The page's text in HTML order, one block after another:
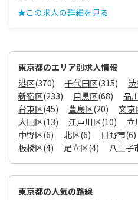
★この求人の詳細を見る
東京都のエリア別求人情報
港区(370) 千代田区(315)
新宿区(233) 目黒区(68) 品
台東区(45) 豊島区(20) 文京
大田区(13) 江戸川区(10) 立
中野区(6) 北区(6) 日野市(6)
板橋区(4) 足立区(4) 八王子
東京都の人気の路線